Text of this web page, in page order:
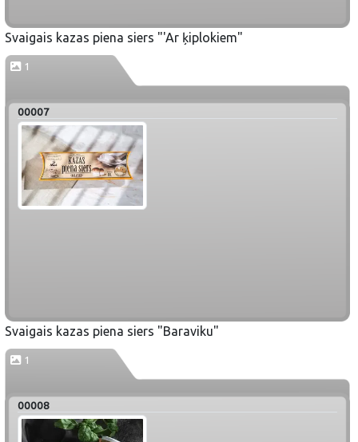
Svaigais kazas piena siers "'Ar ķiplokiem"
1
00007
Svaigais kazas piena siers "Baraviku"
1
00008